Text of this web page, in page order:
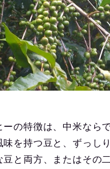
ーの特徴は、中米なら
味を持つ豆と、ずっし
豆と両方、またはその